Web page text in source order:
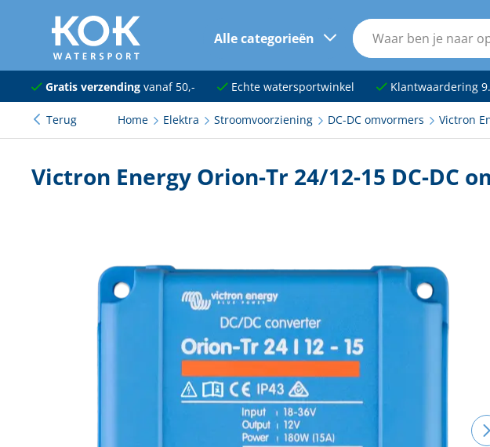
naar hoofdinhoud
Alle categorieën
Navigatie
Dekuitrusting
Onderhoud en verf
Kleding en schoenen
Sanitair
Kajuit en kombuis
Techniek en motor
Tuigage en dekbeslag
Gratis verzendingvanaf 50,- Echte watersportwinkel Klantwaardering
Terug Home Elektra Stroomvoorziening DC-DC omvormers Victron
Victron Energy Orion-Tr 24/12-15 DC-DC